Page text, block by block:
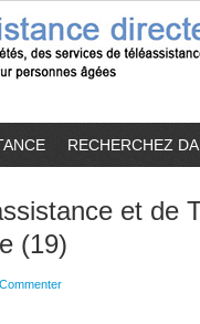
RECHERCHEZ
et de
(19)
Commenter